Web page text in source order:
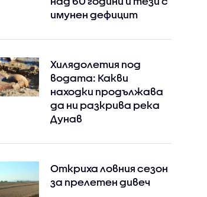
имунен дефицит
Хилядолетия под
водата: Какви
находки продължава
да ни разкрива река
Дунав
Откриха ловния сезон
за прелетен дивеч